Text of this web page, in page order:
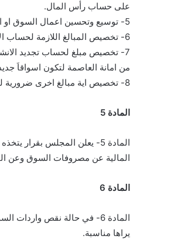
على حساب رأس المال.
5- توسيع وتحسين اعمال السوق او القيام بانشاءات جديدة او زيادة رأس ماله.
6- تخصيص المبالغ اللازمة لحساب الاحتياطي.
7- تخصيص مبلغ لحساب تجديد الانشاءات والمباني او الادوات والاليات التي يحتاجها السوق او يقتضى اقامتها في اي منطقة
من امانة العاصمة لتكون اسواقاَ
8- تخصيص اية مبالغ اخرى ضرورية للمشاريع الانمائية او الخدمات العامة.
المادة 5
المادة 5- يعلن المجلس بقرار يتخذه وينشره سنوياَ بعد نهاية السنة المالية عن مقدار زيادة او نقص مقبوضات تلك السنة
المالية عن مصروفات السوق وعن
المادة 6
المادة 6- في حالة نقص واردات السوق عن نفقاته خلال سنتين ماليتين متتاليتين، يقوم المجلس بتسديد العجز بالطريقة التي
يراها مناسبة.